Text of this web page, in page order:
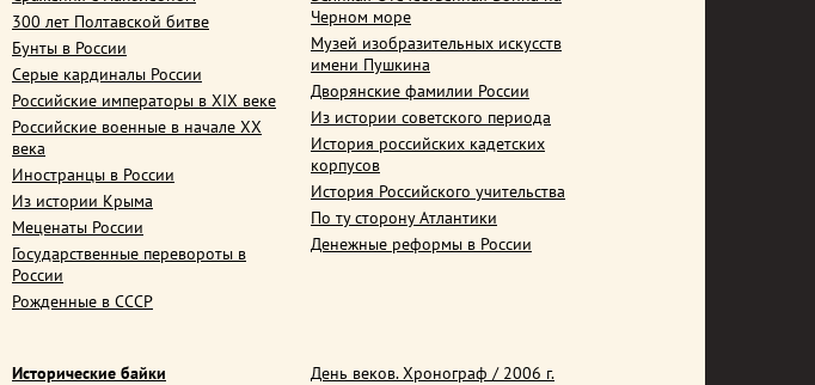
300 лет Полтавской битве
Бунты в России
Серые кардиналы России
Российские императоры в XIX веке
Российские военные в начале ХХ
века
Иностранцы в России
Из истории Крыма
Меценаты России
Государственные перевороты в
России
Рожденные в СССР
Черном море
Музей изобразительных искусств
имени Пушкина
Дворянские фамилии России
Из истории советского периода
История российских кадетских
корпусов
История Российского учительства
По ту сторону Атлантики
Денежные реформы в России
Исторические байки
День веков. Хронограф / 2006 г.